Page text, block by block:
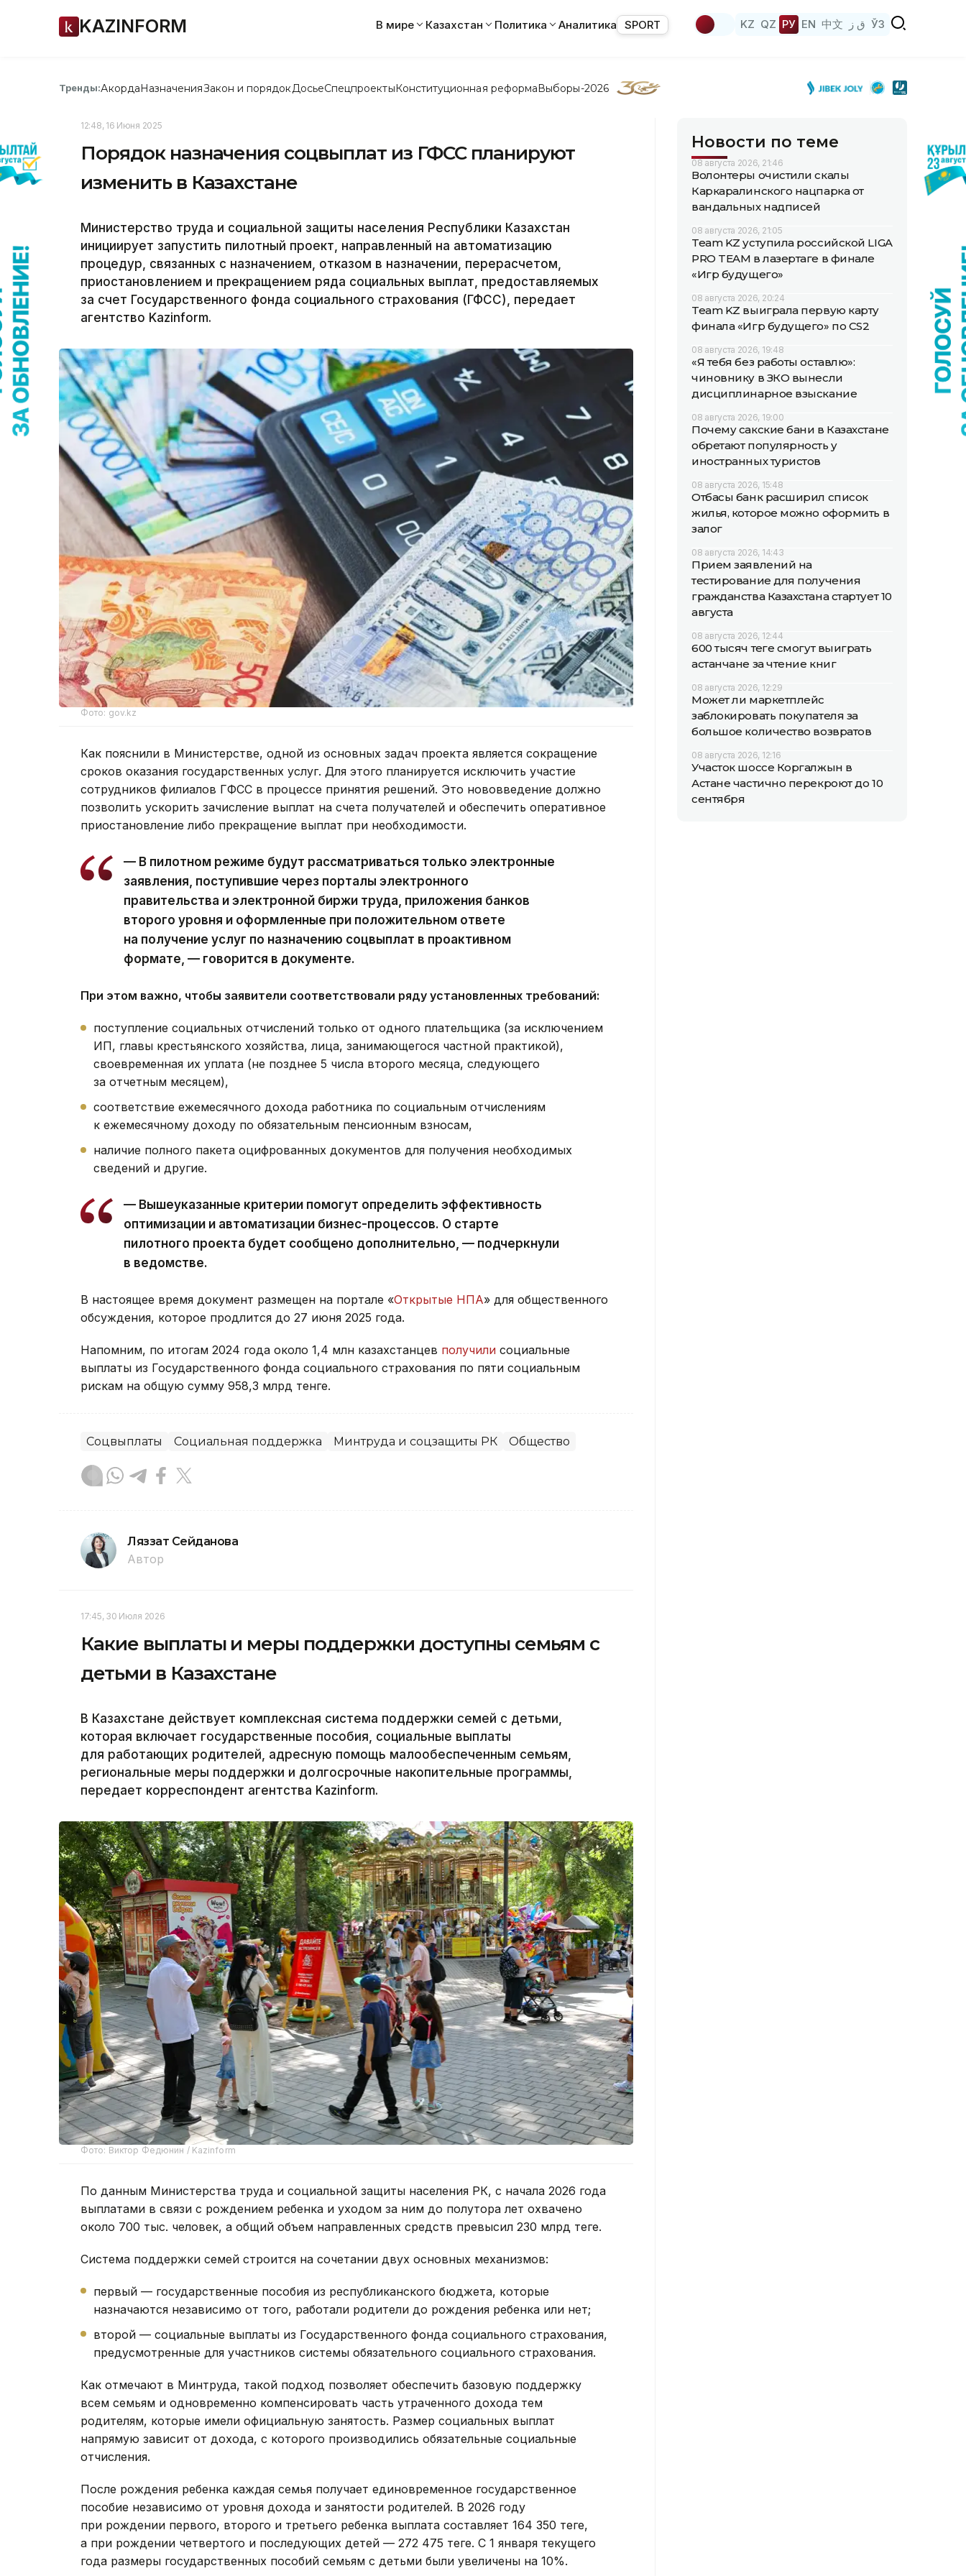
KAZINFORM В мире Казахстан Политика Аналитика SPORT KZ QZ РУ EN 中文 ق ز ЎЗ
Тренды:АкордаНазначенияЗакон и порядок ДосьеСпецпроектыКонституционная реформаВыборы-2026
12:48, 16 Июня 2025
Порядок назначения соцвыплат из ГФСС планируют
изменить в Казахстане
Министерство труда и социальной защиты населения Республики Казахстан
инициирует запустить пилотный проект, направленный на автоматизацию
процедур, связанных с назначением, отказом в назначении, перерасчетом,
приостановлением и прекращением ряда социальных выплат, предоставляемых
за счет Государственного фонда социального страхования (ГФСС), передает
агентство Kazinform.
Фото: gov.kz
Как пояснили в Министерстве, одной из основных задач проекта является сокращение
сроков оказания государственных услуг. Для этого планируется исключить участие
сотрудников филиалов ГФСС в процессе принятия решений. Это нововведение должно
позволить ускорить зачисление выплат на счета получателей и обеспечить оперативное
приостановление либо прекращение выплат при необходимости.
— В пилотном режиме будут рассматриваться только электронные
заявления, поступившие через порталы электронного
правительства и электронной биржи труда, приложения банков
второго уровня и оформленные при положительном ответе
на получение услуг по назначению соцвыплат в проактивном
формате, — говорится в документе.
При этом важно, чтобы заявители соответствовали ряду установленных требований:
поступление социальных отчислений только от одного плательщика (за исключением
ИП, главы крестьянского хозяйства, лица, занимающегося частной практикой),
своевременная их уплата (не позднее 5 числа второго месяца, следующего
за отчетным месяцем),
соответствие ежемесячного дохода работника по социальным отчислениям
к ежемесячному доходу по обязательным пенсионным взносам,
наличие полного пакета оцифрованных документов для получения необходимых
сведений и другие.
— Вышеуказанные критерии помогут определить эффективность
оптимизации и автоматизации бизнес-процессов. О старте
пилотного проекта будет сообщено дополнительно, — подчеркнули
в ведомстве.
В настоящее время документ размещен на портале «Открытые НПА» для общественного
обсуждения, которое продлится до 27 июня 2025 года.
Напомним, по итогам 2024 года около 1,4 млн казахстанцев получили социальные
выплаты из Государственного фонда социального страхования по пяти социальным
рискам на общую сумму 958,3 млрд тенге.
Соцвыплаты Социальная поддержка Минтруда и соцзащиты РК Общество
Ляззат Сейданова
Автор
17:45, 30 Июля 2026
Какие выплаты и меры поддержки доступны семьям с
детьми в Казахстане
В Казахстане действует комплексная система поддержки семей с детьми,
которая включает государственные пособия, социальные выплаты
для работающих родителей, адресную помощь малообеспеченным семьям,
региональные меры поддержки и долгосрочные накопительные программы,
передает корреспондент агентства Kazinform.
Фото: Виктор Федюнин / Kazinform
По данным Министерства труда и социальной защиты населения РК, с начала 2026 года
выплатами в связи с рождением ребенка и уходом за ним до полутора лет охвачено
около 700 тыс. человек, а общий объем направленных средств превысил 230 млрд теңге.
Система поддержки семей строится на сочетании двух основных механизмов:
первый — государственные пособия из республиканского бюджета, которые
назначаются независимо от того, работали родители до рождения ребенка или нет;
второй — социальные выплаты из Государственного фонда социального страхования,
предусмотренные для участников системы обязательного социального страхования.
Как отмечают в Минтруда, такой подход позволяет обеспечить базовую поддержку
всем семьям и одновременно компенсировать часть утраченного дохода тем
родителям, которые имели официальную занятость. Размер социальных выплат
напрямую зависит от дохода, с которого производились обязательные социальные
отчисления.
После рождения ребенка каждая семья получает единовременное государственное
пособие независимо от уровня дохода и занятости родителей. В 2026 году
при рождении первого, второго и третьего ребенка выплата составляет 164 350 теңге,
а при рождении четвертого и последующих детей — 272 475 теңге. С 1 января текущего
года размеры государственных пособий семьям с детьми были увеличены на 10%.
Новости по теме
08 августа 2026, 21:46
Волонтеры очистили скалы
Каркаралинского нацпарка от
вандальных надписей
08 августа 2026, 21:05
Team KZ уступила российской LIGA
PRO TEAM в лазертаге в финале
«Игр будущего»
08 августа 2026, 20:24
Team KZ выиграла первую карту
финала «Игр будущего» по CS2
08 августа 2026, 19:48
«Я тебя без работы оставлю»:
чиновнику в ЗКО вынесли
дисциплинарное взыскание
08 августа 2026, 19:00
Почему сакские бани в Казахстане
обретают популярность у
иностранных туристов
08 августа 2026, 15:48
Отбасы банк расширил список
жилья, которое можно оформить в
залог
08 августа 2026, 14:43
Прием заявлений на
тестирование для получения
гражданства Казахстана стартует 10
августа
08 августа 2026, 12:44
600 тысяч теңге смогут выиграть
астанчане за чтение книг
08 августа 2026, 12:29
Может ли маркетплейс
заблокировать покупателя за
большое количество возвратов
08 августа 2026, 12:16
Участок шоссе Коргалжын в
Астане частично перекроют до 10
сентября